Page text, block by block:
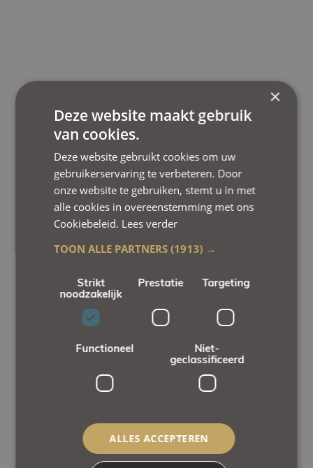
×
Deze website maakt gebruik
van cookies.
Deze website gebruikt cookies om uw
gebruikerservaring te verbeteren. Door
onze website te gebruiken, stemt u in met
alle cookies in overeenstemming met ons
Cookiebeleid. Lees verder
TOON ALLE PARTNERS(1913) →
Strikt
noodzakelijk
Prestatie Targeting
Functioneel
Niet-
geclassificeerd
ALLES ACCEPTEREN